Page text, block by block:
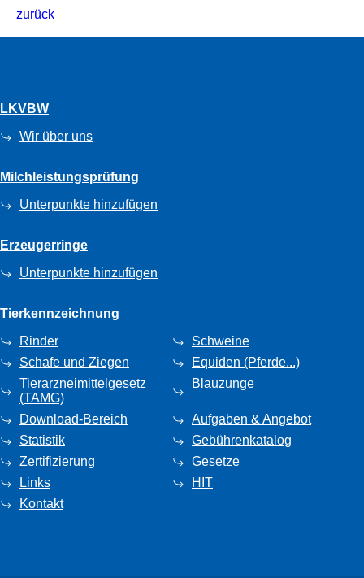
zurück
LKVBW
Wir über uns
Milchleistungsprüfung
Unterpunkte hinzufügen
Erzeugerringe
Unterpunkte hinzufügen
Tierkennzeichnung
Rinder
Schweine
Schafe und Ziegen
Equiden (Pferde...)
Tierarzneimittelgesetz
(TAMG)
Blauzunge
Download-Bereich
Aufgaben & Angebot
Statistik
Gebührenkatalog
Zertifizierung
Gesetze
Links
HIT
Kontakt